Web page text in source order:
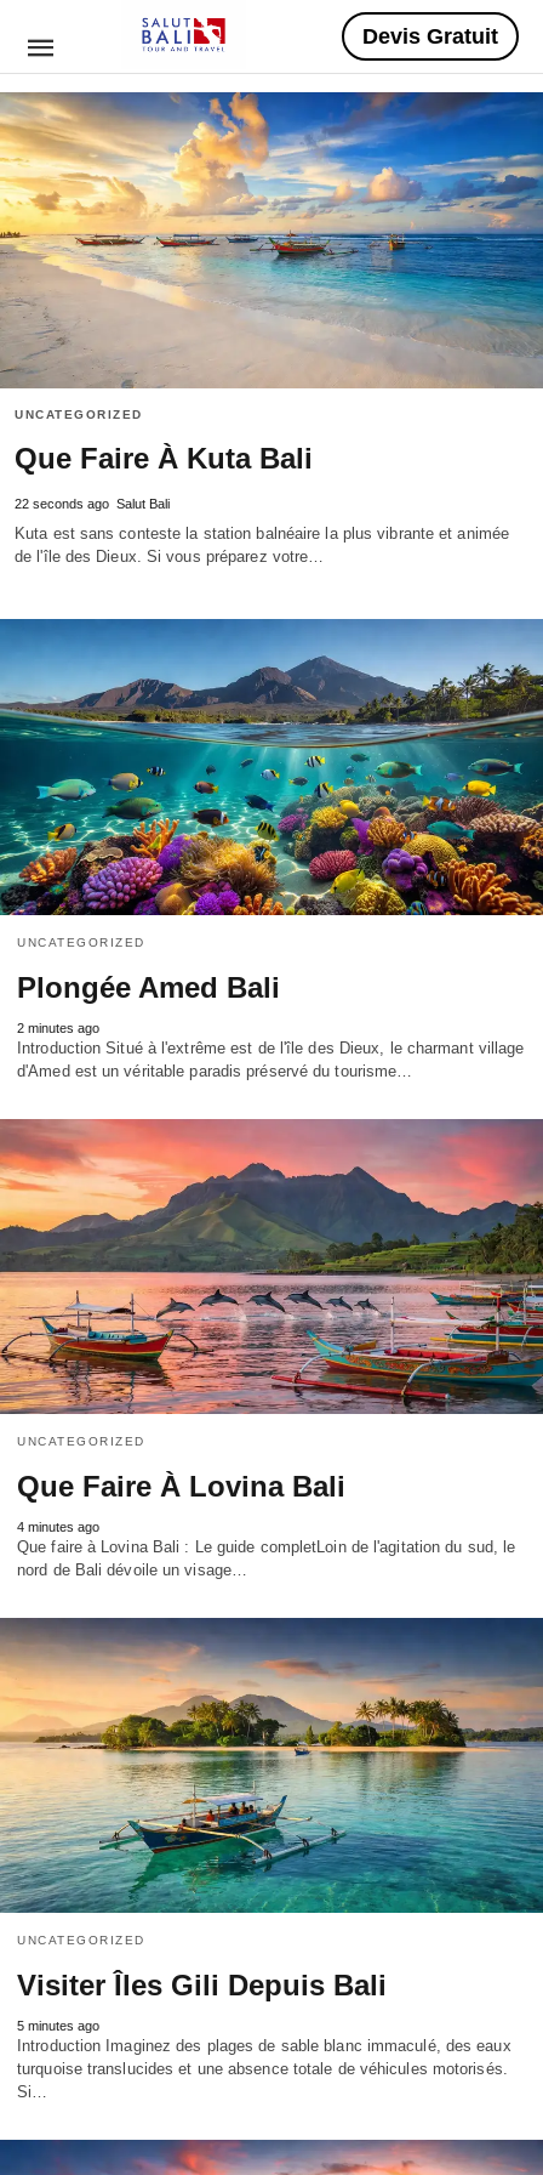
Devis Gratuit
UNCATEGORIZED
Que Faire À Kuta Bali
22 seconds ago Salut Bali
Kuta est sans conteste la station balnéaire la plus vibrante et animée
de l'île des Dieux. Si vous préparez votre…
UNCATEGORIZED
Plongée Amed Bali
2 minutes ago
Introduction Situé à l'extrême est de l'île des Dieux, le charmant village
d'Amed est un véritable paradis préservé du tourisme…
UNCATEGORIZED
Que Faire À Lovina Bali
4 minutes ago
Que faire à Lovina Bali : Le guide completLoin de l'agitation du sud, le
nord de Bali dévoile un visage…
UNCATEGORIZED
Visiter Îles Gili Depuis Bali
5 minutes ago
Introduction Imaginez des plages de sable blanc immaculé, des eaux
turquoise translucides et une absence totale de véhicules motorisés.
Si…